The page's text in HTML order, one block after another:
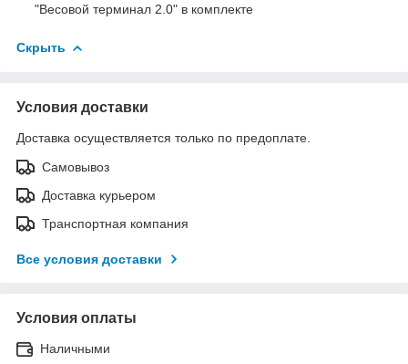
"Весовой терминал 2.0" в комплекте
Скрыть
Условия доставки
Доставка осуществляется только по предоплате.
Самовывоз
Доставка курьером
Транспортная компания
Все условия доставки
Условия оплаты
Наличными